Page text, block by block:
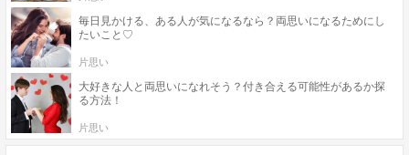
毎日見かける、ある人が気になるなら？両思いになるためにし
たいこと♡
片思い
大好きな人と両思いになれそう？付き合える可能性があるか探
る方法！
片思い